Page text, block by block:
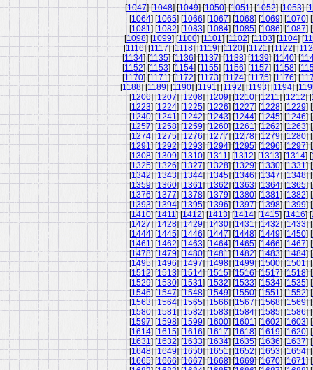
[1047] [1048] [1049] [1050] [1051] [1052] [1053] [
[1064] [1065] [1066] [1067] [1068] [1069] [1070] [
[1081] [1082] [1083] [1084] [1085] [1086] [1087] [
[1098] [1099] [1100] [1101] [1102] [1103] [1104] [
[1116] [1117] [1118] [1119] [1120] [1121] [1122] [
[1134] [1135] [1136] [1137] [1138] [1139] [1140] [
[1152] [1153] [1154] [1155] [1156] [1157] [1158] [
[1170] [1171] [1172] [1173] [1174] [1175] [1176] [
[1188] [1189] [1190] [1191] [1192] [1193] [1194] [
[1206] [1207] [1208] [1209] [1210] [1211] [1212] [
[1223] [1224] [1225] [1226] [1227] [1228] [1229] [
[1240] [1241] [1242] [1243] [1244] [1245] [1246] [
[1257] [1258] [1259] [1260] [1261] [1262] [1263] [
[1274] [1275] [1276] [1277] [1278] [1279] [1280] [
[1291] [1292] [1293] [1294] [1295] [1296] [1297] [
[1308] [1309] [1310] [1311] [1312] [1313] [1314] [
[1325] [1326] [1327] [1328] [1329] [1330] [1331] [
[1342] [1343] [1344] [1345] [1346] [1347] [1348] [
[1359] [1360] [1361] [1362] [1363] [1364] [1365] [
[1376] [1377] [1378] [1379] [1380] [1381] [1382] [
[1393] [1394] [1395] [1396] [1397] [1398] [1399] [
[1410] [1411] [1412] [1413] [1414] [1415] [1416] [
[1427] [1428] [1429] [1430] [1431] [1432] [1433] [
[1444] [1445] [1446] [1447] [1448] [1449] [1450] [
[1461] [1462] [1463] [1464] [1465] [1466] [1467] [
[1478] [1479] [1480] [1481] [1482] [1483] [1484] [
[1495] [1496] [1497] [1498] [1499] [1500] [1501] [
[1512] [1513] [1514] [1515] [1516] [1517] [1518] [
[1529] [1530] [1531] [1532] [1533] [1534] [1535] [
[1546] [1547] [1548] [1549] [1550] [1551] [1552] [
[1563] [1564] [1565] [1566] [1567] [1568] [1569] [
[1580] [1581] [1582] [1583] [1584] [1585] [1586] [
[1597] [1598] [1599] [1600] [1601] [1602] [1603] [
[1614] [1615] [1616] [1617] [1618] [1619] [1620] [
[1631] [1632] [1633] [1634] [1635] [1636] [1637] [
[1648] [1649] [1650] [1651] [1652] [1653] [1654] [
[1665] [1666] [1667] [1668] [1669] [1670] [1671] [